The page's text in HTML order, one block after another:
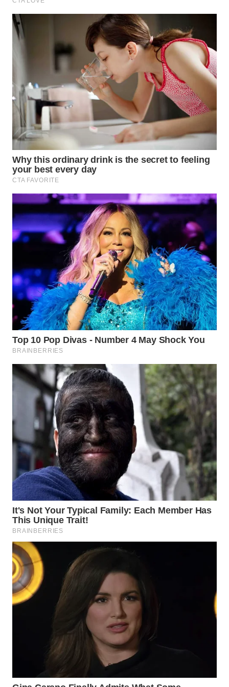
BOGOR
TAPANULI
UTARA
WN
SAMOSIR
WN
LAWAS
WN
SUMEDANG
WN
CIANJUR
WN
KEPULAUAN
SERIBU
WN
TANGERANG
WN
BINJAI
WN
CIREBON
WN
INDRAMAYU
KUNINGAN
WN
MAJALENGKA
WN
SUBANG